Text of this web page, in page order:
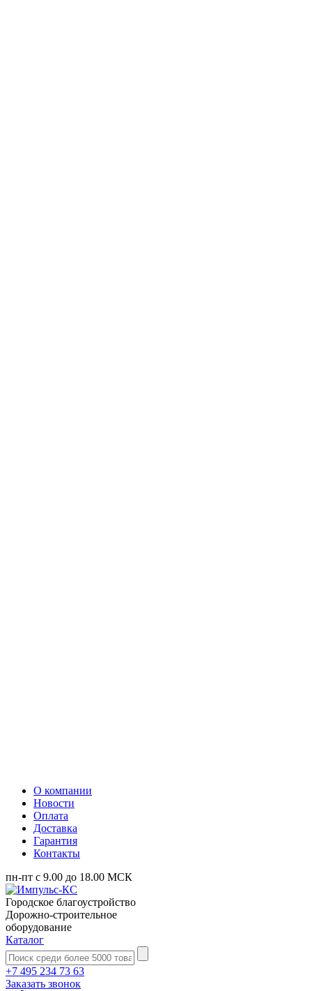
О компании
Новости
Оплата
Доставка
Гарантия
Контакты
пн-пт с 9.00 до 18.00 МСК
Городское благоустройство
Дорожно-строительное
оборудование
Каталог
+7 495 234 73 63
Заказать звонок